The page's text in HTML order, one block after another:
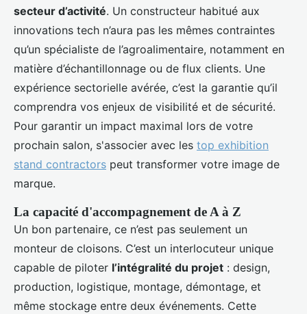
secteur d’activité. Un constructeur habitué aux
innovations tech n’aura pas les mêmes contraintes
qu’un spécialiste de l’agroalimentaire, notamment en
matière d’échantillonnage ou de flux clients. Une
expérience sectorielle avérée, c’est la garantie qu’il
comprendra vos enjeux de visibilité et de sécurité.
Pour garantir un impact maximal lors de votre
prochain salon, s'associer avec les top exhibition
stand contractors peut transformer votre image de
marque.
La capacité d'accompagnement de A à Z
Un bon partenaire, ce n’est pas seulement un
monteur de cloisons. C’est un interlocuteur unique
capable de piloter l’intégralité du projet : design,
production, logistique, montage, démontage, et
même stockage entre deux événements. Cette